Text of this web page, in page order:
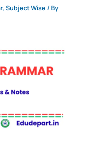
,Subject Wise / By